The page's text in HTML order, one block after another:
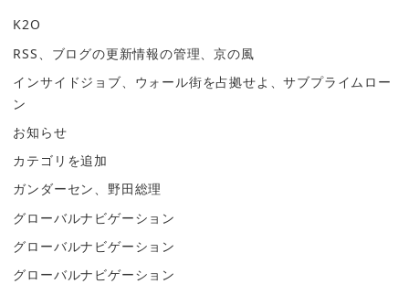
K2O
RSS、ブログの更新情報の管理、京の風
インサイドジョブ、ウォール街を占拠せよ、サブプライムロー
ン
お知らせ
カテゴリを追加
ガンダーセン、野田総理
グローバルナビゲーション
グローバルナビゲーション
グローバルナビゲーション